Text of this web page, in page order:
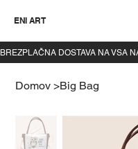
ENI ART
Domov >Big Bag